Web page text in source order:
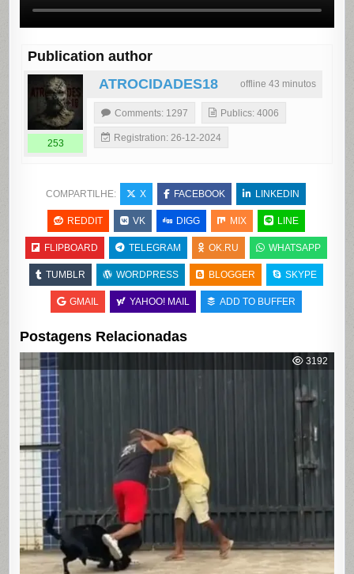
Publication author
offline 43 minutos
ATROCIDADES18
253
Comments: 1297 Publics: 4006
Registration: 26-12-2024
COMPARTILHE: X FACEBOOK LINKEDIN
REDDIT VK DIGG MIX LINE
FLIPBOARD TELEGRAM OK.RU WHATSAPP
TUMBLR WORDPRESS BLOGGER SKYPE
GMAIL YAHOO! MAIL ADD TO BUFFER
Postagens Relacionadas
3192